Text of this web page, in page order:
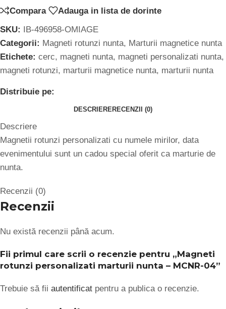
Compara
Adauga in lista de dorinte
SKU: IB-496958-OMIAGE
Categorii: Magneti rotunzi nunta, Marturii magnetice nunta
Etichete: cerc, magneti nunta, magneti personalizati nunta,
magneti rotunzi, marturii magnetice nunta, marturii nunta
Distribuie pe:
DESCRIERERECENZII (0)
Descriere
Magnetii rotunzi personalizati cu numele mirilor, data
evenimentului sunt un cadou special oferit ca marturie de
nunta.
Recenzii (0)
Recenzii
Nu există recenzii până acum.
Fii primul care scrii o recenzie pentru „Magneti
rotunzi personalizati marturii nunta – MCNR-04”
Trebuie să fii autentificat pentru a publica o recenzie.